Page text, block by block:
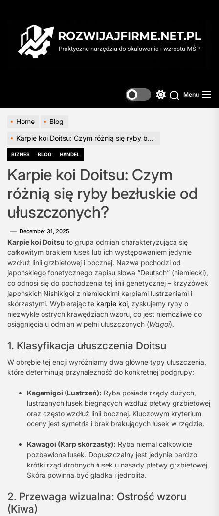
content
Switch
color
Menu
Home
Blog
Karpie koi Doitsu: Czym różnią się ryby bezłuskie od ułuszczonych?
BIZNES BLOG HANDEL
Karpie koi Doitsu: Czym
różnią się ryby bezłuskie od
ułuszczonych?
December 31, 2025
Karpie koi Doitsu to grupa odmian charakteryzująca się
całkowitym brakiem łusek lub ich występowaniem jedynie
wzdłuż linii grzbietowej i bocznej. Nazwa pochodzi od
japońskiego fonetycznego zapisu słowa “Deutsch” (niemiecki),
co odnosi się do pochodzenia tej linii genetycznej – krzyżówek
japońskich Nishikigoi z niemieckimi karpiami lustrzeniami i
skórzastymi. Wybierając te karpie koi, zyskujemy ryby o
niezwykle ostrych krawędziach wzoru, co jest niemożliwe do
osiągnięcia u odmian w pełni ułuszczonych (Wagoi).
1. Klasyfikacja ułuszczenia Doitsu
W obrębie tej encji wyróżniamy dwa główne typy ułuszczenia,
które determinują przynależność do konkretnej podgrupy:
Kagamigoi (Lustrzeń): Ryba posiada rzędy dużych,
lustrzanych łusek biegnących wzdłuż płetwy grzbietowej
oraz często wzdłuż linii bocznej. Kluczowym kryterium
oceny jest symetria i brak brakujących łusek w rzędzie.
Kawagoi (Karp skórzasty): Ryba niemal całkowicie
pozbawiona łusek. Dopuszczalny jest jedynie bardzo
krótki rząd drobnych łusek u nasady płetwy grzbietowej.
Skóra powinna być gładka i jednolita.
2. Przewaga wizualna: Ostrość wzoru
(Kiwa)